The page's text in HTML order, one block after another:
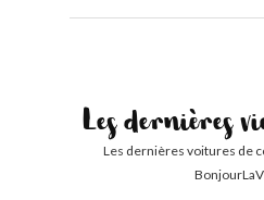
Les dernières
Les dernières voitures de